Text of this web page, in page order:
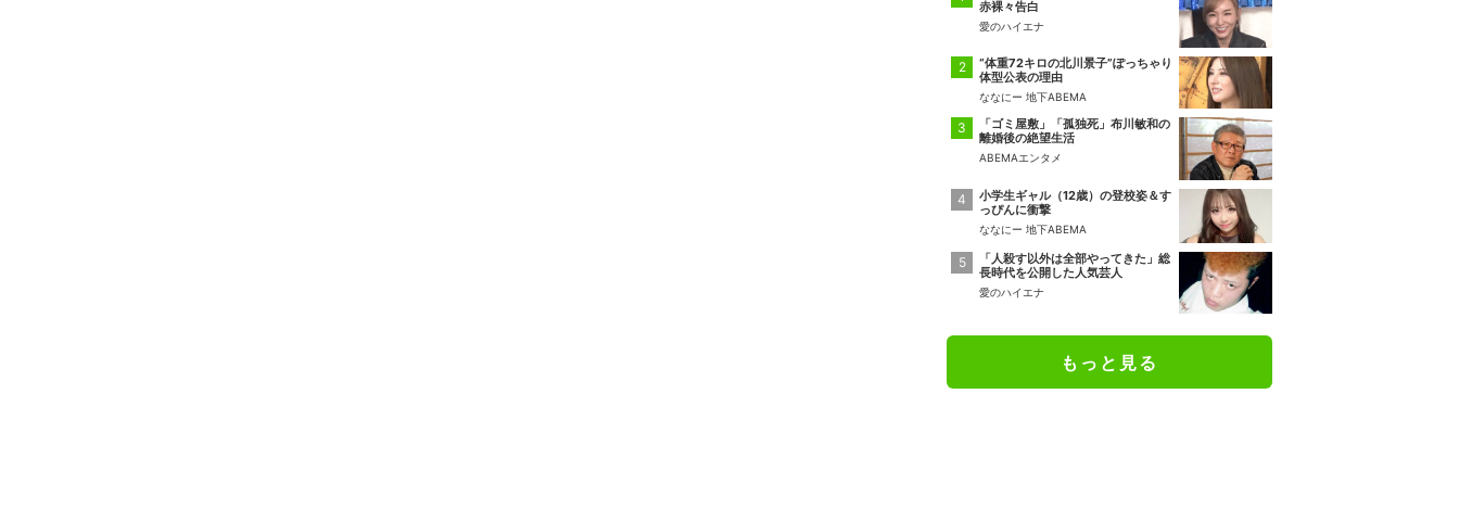
赤裸々告白
愛のハイエナ
“体重72キロの北川景子”ぽっちゃり
体型公表の理由
ななにー 地下ABEMA
「ゴミ屋敷」「孤独死」布川敏和の
離婚後の絶望生活
ABEMAエンタメ
小学生ギャル（12歳）の登校姿＆す
っぴんに衝撃
ななにー 地下ABEMA
「人殺す以外は全部やってきた」総
長時代を公開した人気芸人
愛のハイエナ
もっと見る